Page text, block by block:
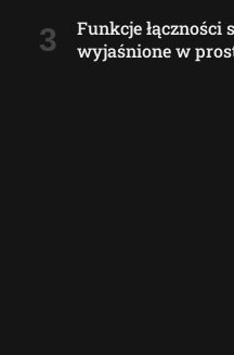
Funkcje łączności
wyjaśnione w